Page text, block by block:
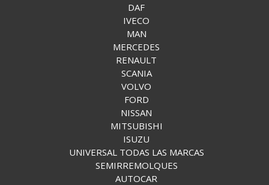
DAF
IVECO
MAN
MERCEDES
RENAULT
SCANIA
VOLVO
FORD
NISSAN
MITSUBISHI
ISUZU
UNIVERSAL TODAS LAS MARCAS
SEMIRREMOLQUES
AUTOCAR